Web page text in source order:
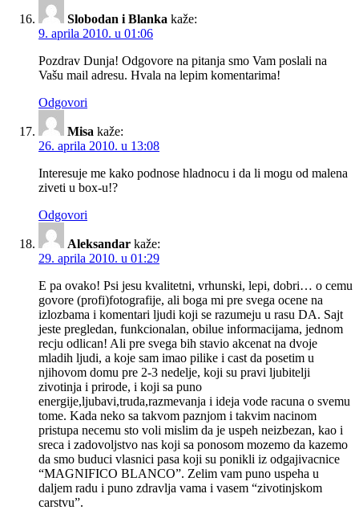
Slobodan i Blanka kaže:
9. aprila 2010. u 01:06
Pozdrav Dunja! Odgovore na pitanja smo Vam poslali na
Vašu mail adresu. Hvala na lepim komentarima!
Odgovori
Misa kaže:
26. aprila 2010. u 13:08
Interesuje me kako podnose hladnocu i da li mogu od malena
ziveti u box-u!?
Odgovori
Aleksandar kaže:
29. aprila 2010. u 01:29
E pa ovako! Psi jesu kvalitetni, vrhunski, lepi, dobri… o cemu
govore (profi)fotografije, ali boga mi pre svega ocene na
izlozbama i komentari ljudi koji se razumeju u rasu DA. Sajt
jeste pregledan, funkcionalan, obilue informacijama, jednom
recju odlican! Ali pre svega bih stavio akcenat na dvoje
mladih ljudi, a koje sam imao pilike i cast da posetim u
njihovom domu pre 2-3 nedelje, koji su pravi ljubitelji
zivotinja i prirode, i koji sa puno
energije,ljubavi,truda,razmevanja i ideja vode racuna o svemu
tome. Kada neko sa takvom paznjom i takvim nacinom
pristupa necemu sto voli mislim da je uspeh neizbezan, kao i
sreca i zadovoljstvo nas koji sa ponosom mozemo da kazemo
da smo buduci vlasnici pasa koji su ponikli iz odgajivacnice
“MAGNIFICO BLANCO”. Zelim vam puno uspeha u
daljem radu i puno zdravlja vama i vasem “zivotinjskom
carstvu”.